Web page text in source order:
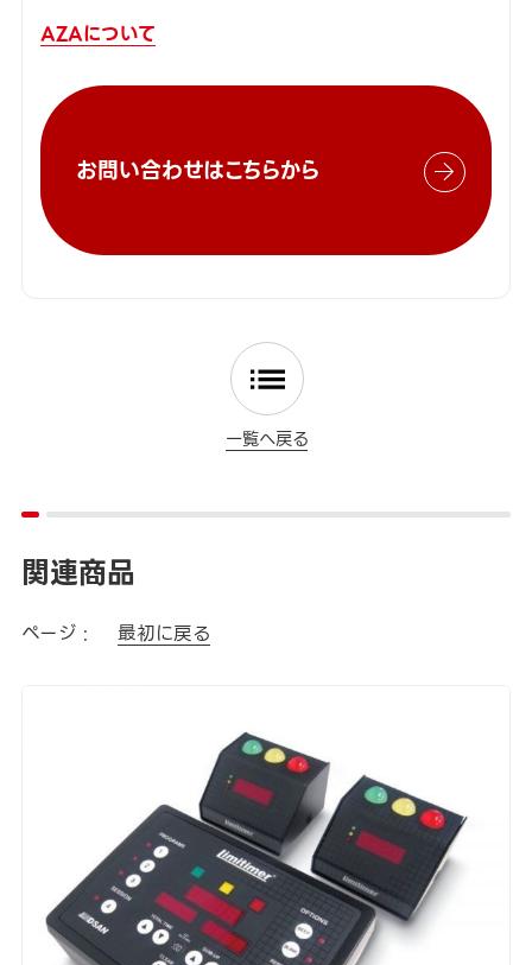
AZAについて
お問い合わせはこちらから
一覧へ戻る
関連商品
ページ : 最初に戻る